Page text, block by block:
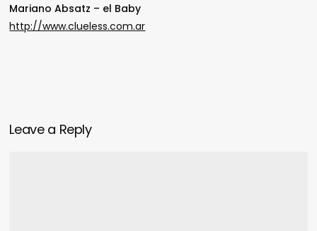
Mariano Absatz – el Baby
http://www.clueless.com.ar
Leave a Reply